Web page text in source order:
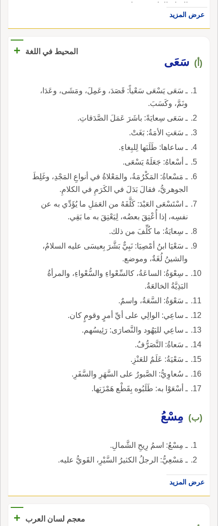
النزاع القائم بينهما بغير عنف.
عرض المزيد
المحيط في اللغة +
(أ) سَعَى
ـ سَعَى يَسْعَى سَعْياً: قَصَدَ، وعَمِلَ، ومَشَى، وعَدَا،
ونَمَّ، وكَسَبَ.
ـ سَعَى سِعايَةً: باشَرَ عَمَلَ الصَّدَقاتِ.
ـ سَعَتِ الأمَةُ: بَغَتْ.
ـ ساعاها: طَلَبَها لِلبِغاءِ.
ـ أسْعاهُ: جَعَلَهُ يَسْعَى.
ـ مَسْعاةُ: المَكْرُمَةُ، والمَعْلاةُ في أنواعِ المَجْدِ، وغَلِطَ
الجوهريُّ، فقالَ بَدَلَ في الكَرَمِ في الكلامِ.
ـ اسْتَسْعَى العَبْدَ: كَلَّفَهُ من العَمَلِ ما يُؤَدِّي به عن
نفسِه، إذا أُعْتِقَ بعضُه، لِيَعْتِقَ به ما بَقِي.
ـ سِعايَةُ: ما كُلِّفَ من ذلك.
ـ سَعْيَا ابنُ أمْصِيَا: نَبِيٌّ بَشَّرَ بِعيسَى عليه السلامُ،
والشينُ لُغَةٌ، وموضع.
ـ سِعْوَةُ: الساعَةُ، كالسِّعْواءِ والسُّعْواءِ، والمرأةُ
البَذِيَّةُ الخالعَةُ.
ـ سَعْوَةُ: السَّعَةُ، واسمٌ.
ـ ساعِي: الوالِي على أيِّ أمرٍ وقومٍ كان.
ـ ساعِي لليَهُود والنَّصارَى: رَئِيسُهم.
ـ سَعاةُ: التَّصَرُّفُ.
ـ سَعْيَةُ: عَلَمٌ للعَنْزِ.
ـ سُعاوِيُّ: الصَّبورُ على السَّهَرِ والسَّفَرِ.
ـ أسْعَوْا به: طَلَبُوه بِقَطْع هَمْزَتِها.
(ب) مِسْعُ
ـ مِسْعُ: اسمُ رِيحِ الشَّمالِ.
ـ مَسْعِيُّ: الرجلُ الكثيرُ السَّيْرِ، القَويُّ عليه.
عرض المزيد
معجم لسان العرب +